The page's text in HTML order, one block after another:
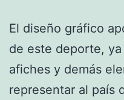
El diseño gráfico
de este deporte,
afiches y demás
representar al país